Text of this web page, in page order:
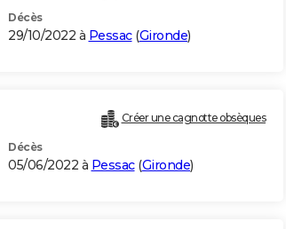
Décès
29/10/2022 à Pessac(Gironde)
Créer une cagnotte obsèques
Décès
05/06/2022 à Pessac(Gironde)